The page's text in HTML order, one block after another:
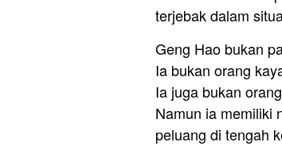
terjebak dalam
Geng Hao bukan
Ia bukan orang
Ia juga bukan
Namun ia memiliki
peluang di tengah